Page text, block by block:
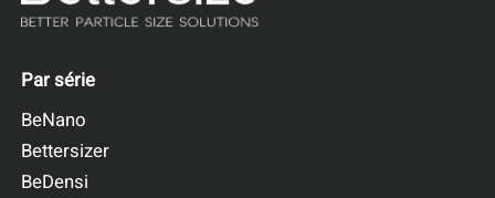
Par série
BeNano
Bettersizer
BeDensi